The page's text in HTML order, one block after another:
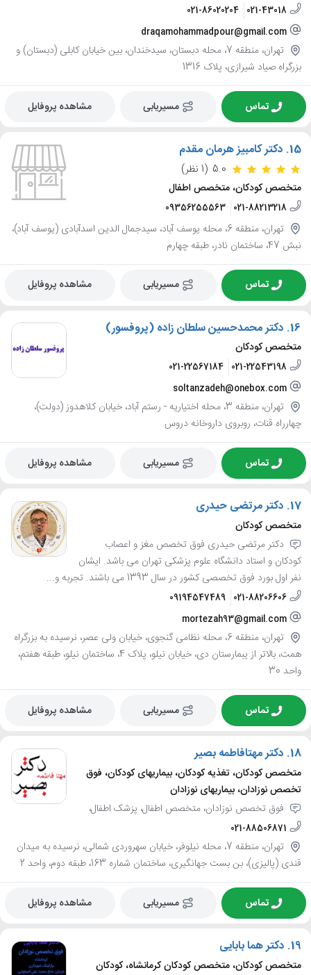
021-43018
021-86020204
draqamohammadpour@gmail.com
تهران، منطقه 7، محله دبستان، سیدخندان، بین خیابان کابلی (دبستان) و
بزرگراه صیاد شیرازی، پلاک 1316
تماس مسیریابی مشاهده پروفایل
15. دکتر کامبیز هرمان مقدم
5.0 (1 نظر)
متخصص کودکان، متخصص اطفال
021-88213218
09356255563
تهران، منطقه 6، محله یوسف آباد، سیدجمال الدین اسدآبادی (یوسف آباد)،
نبش 47، ساختمان نادر، طبقه چهارم
تماس مسیریابی مشاهده پروفایل
16. دکتر محمدحسین سلطان زاده (پروفسور)
متخصص کودکان
021-22543198
021-22567184
soltanzadeh@onebox.com
تهران، منطقه 3، محله اختیاریه - رستم آباد، خیابان کلاهدوز (دولت)،
چهارراه قنات، روبروی داروخانه دروس
تماس مسیریابی مشاهده پروفایل
17. دکتر مرتضی حیدری
متخصص کودکان
دکتر مرتضی حیدری فوق تخصص مغز و اعصاب
کودکان و استاد دانشگاه علوم پزشکی تهران می باشد. ایشان
نفر اول بورد فوق تخصصی کشور در سال 1393 می باشند. تجربه و...
021-88206606
09194547489
mortezah93@gmail.com
تهران، منطقه 6، محله نظامی گنجوی، خیابان ولی عصر، نرسیده به بزرگراه
همت، بالاتر از یبمارستان دی، خیابان نیلو، پلاک 4، ساختمان نیلو، طبقه هفتم،
واحد 30
تماس مسیریابی مشاهده پروفایل
18. دکتر مهتافاطمه بصیر
متخصص کودکان، تغذیه کودکان، بیماریهای کودکان، فوق
تخصص نوزادان، بیماریهای نوزادان
فوق تخصص نوزادان، متخصص اطفال، پزشک اطفال،
021-88506871
تهران، منطقه 7، محله نیلوفر، خیابان سهروردی شمالی، نرسیده به میدان
قندی (پالیزی)، بن بست جهانگیری، ساختمان شماره 163، طبقه دوم، واحد 2
تماس مسیریابی مشاهده پروفایل
19. دکتر هما بابایی
متخصص کودکان، متخصص کودکان کرمانشاه، کودکان